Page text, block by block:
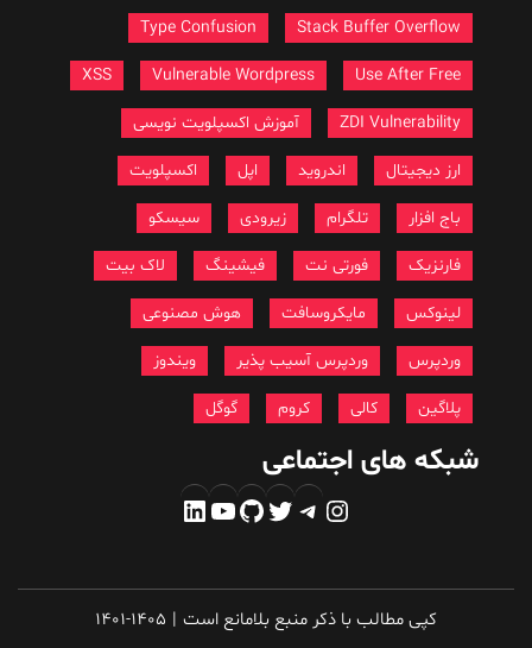
Stack Buffer Overflow
Type Confusion
Use After Free
Vulnerable Wordpress
ZDI Vulnerability آموزش اکسپلویت نویسی
ارز دیجیتال اندروید اکسپلویت
باج افزار تلگرام زیرودی سیسکو
فارنزیک فورتی نت فیشینگ لاک بیت
لینوکس مایکروسافت هوش مصنوعی
وردپرس وردپرس آسیب پذیر ویندوز
پلاگین
شبکه های اجتماعی
اینستاگرم
تلگرام
توییتر
گیت‌هاب
یوتیوب
لینکداین
کپی مطالب با ذکر منبع بلامانع است |
1401-1405